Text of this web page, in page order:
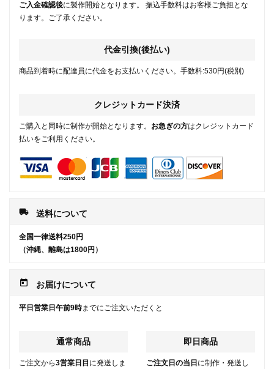
ご入金確認後に製作開始となります。 振込手数料はお客様ご負担とな
ります。ご了承ください。
代金引換(後払い)
商品到着時に配達員に代金をお支払いください。手数料:530円(税別)
クレジットカード決済
ご購入と同時に制作が開始となります。 お急ぎの方はクレジットカード
払いをご利用ください。
local_shipping 送料について
全国一律送料250円
（沖縄、離島は1800円）
today お届けについて
平日営業日午前9時までにご注文いただくと
通常商品
ご注文から3営業日目 に発送しま
即日商品
ご注文日の当日 に制作・発送し